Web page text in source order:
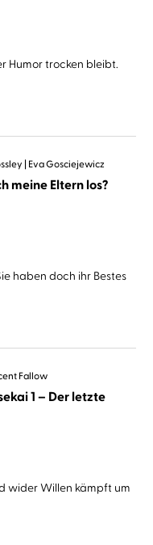
Humor trocken bleibt.
Eva Gosciejewicz
meine Eltern los?
haben doch ihr Bestes
Fallow
1 – Der letzte
wider Willen kämpft um